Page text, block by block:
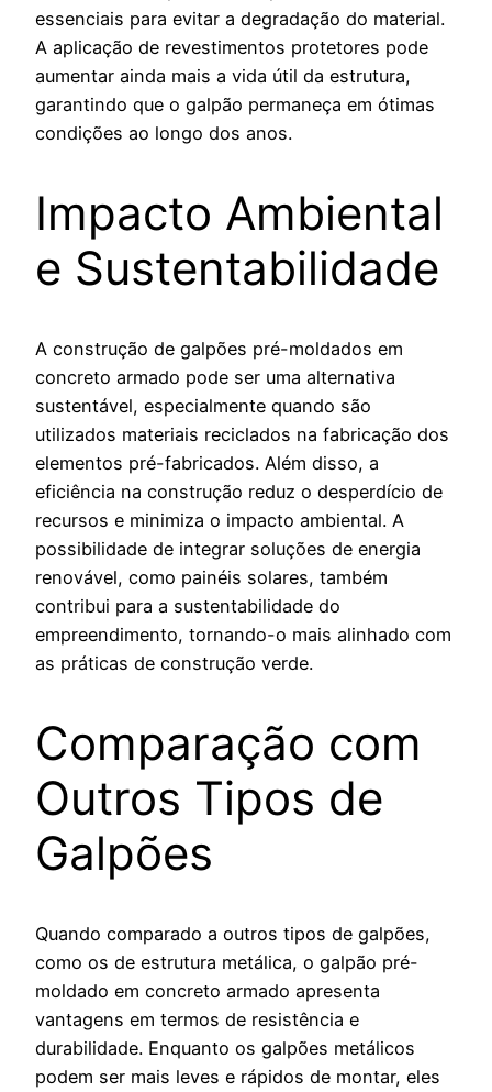
essenciais para evitar a degradação do material.
A aplicação de revestimentos protetores pode
aumentar ainda mais a vida útil da estrutura,
garantindo que o galpão permaneça em ótimas
condições ao longo dos anos.
Impacto Ambiental
e Sustentabilidade
A construção de galpões pré-moldados em
concreto armado pode ser uma alternativa
sustentável, especialmente quando são
utilizados materiais reciclados na fabricação dos
elementos pré-fabricados. Além disso, a
eficiência na construção reduz o desperdício de
recursos e minimiza o impacto ambiental. A
possibilidade de integrar soluções de energia
renovável, como painéis solares, também
contribui para a sustentabilidade do
empreendimento, tornando-o mais alinhado com
as práticas de construção verde.
Comparação com
Outros Tipos de
Galpões
Quando comparado a outros tipos de galpões,
como os de estrutura metálica, o galpão pré-
moldado em concreto armado apresenta
vantagens em termos de resistência e
durabilidade. Enquanto os galpões metálicos
podem ser mais leves e rápidos de montar, eles